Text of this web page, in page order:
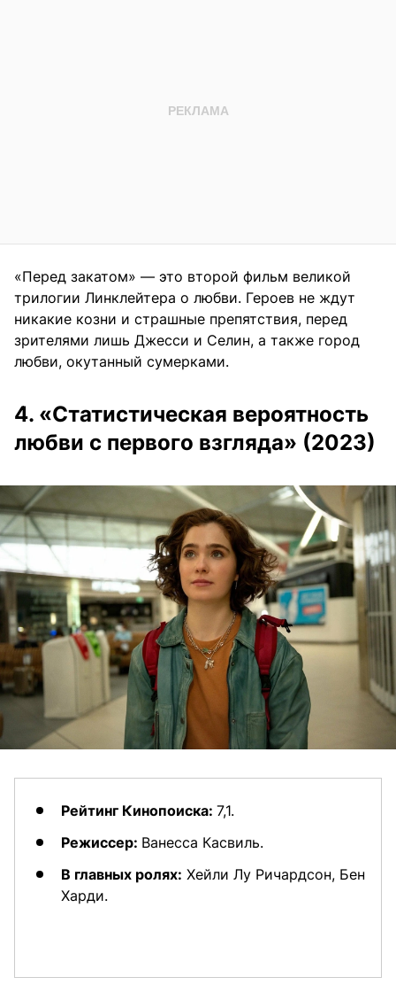
«Перед закатом» — это второй фильм великой
трилогии Линклейтера о любви. Героев не ждут
никакие козни и страшные препятствия, перед
зрителями лишь Джесси и Селин, а также город
любви, окутанный сумерками.
4. «Статистическая вероятность
любви с первого взгляда» (2023)
Рейтинг Кинопоиска: 7,1.
Режиссер: Ванесса Касвиль.
В главных ролях: Хейли Лу Ричардсон, Бен
Харди.